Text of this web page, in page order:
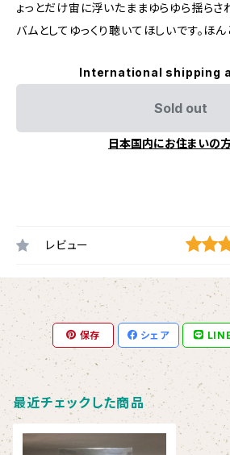
ょっとだけ宙に浮いたままゆらゆら揺らさ
バムとしてゆっくり聴いてほしいです。ほ
International shipping
Sold out
日本国内にお住まいの
レビュー
保存 シェア
最近チェックした商品